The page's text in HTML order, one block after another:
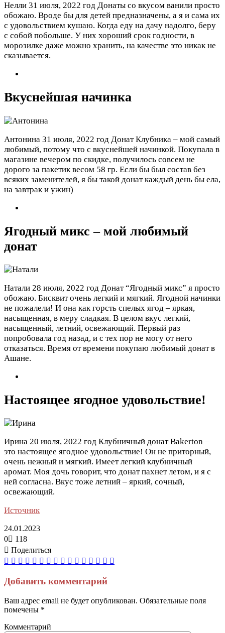
Нелли 31 июля, 2022 год Донаты со вкусом ванили просто
обожаю. Вроде бы для детей предназначены, а я и сама их
с удовольствием кушаю. Когда еду на дачу надолго, беру
с собой побольше. У них хороший срок годности, в
морозилке даже можно хранить, на качестве это никак не
сказывается.
Вкуснейшая начинка
Антонина 31 июля, 2022 год Донат Клубника – мой самый
любимый, потому что с вкуснейшей начинкой. Покупала в
магазине вечером по скидке, получилось совсем не
дорого за пакетик весом 58 гр. Если бы был состав без
всяких заменителей, я бы такой донат каждый день бы ела,
на завтрак и ужин)
Ягодный микс – мой любимый
донат
Натали 28 июля, 2022 год Донат “Ягодный микс” я просто
обожаю. Бисквит очень легкий и мягкий. Ягодной начинки
не пожалели! И она как горсть спелых ягод – яркая,
насыщенная, в меру сладкая. В целом вкус легкий,
насыщенный, летний, освежающий. Первый раз
попробовала год назад, и с тех пор не могу от него
отказаться. Время от времени покупаю любимый донат в
Ашане.
Настоящее ягодное удовольствие!
Ирина 20 июля, 2022 год Клубничный донат Bakerton –
это настоящее ягодное удовольствие! Он не приторный,
очень нежный и мягкий. Имеет легкий клубничный
аромат. Моя дочь говорит, что донат пахнет летом, и я с
ней согласна. Вкус тоже летний – яркий, сочный,
освежающий.
Источник
24.01.2023
0
118
Поделиться
Facebook
Twitter
LinkedIn
Tumblr
Reddit
Вконтакте
Одноклассники
Skype
Messenger
Messenger
WhatsApp
Telegram
Viber
LineПоделиться
Добавить комментарий
Ваш адрес email не будет опубликован. Обязательные поля
помечены *
Комментарий